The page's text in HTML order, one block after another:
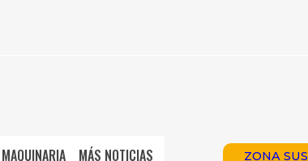
MAQUINARIA MÁS NOTICIAS ZONA